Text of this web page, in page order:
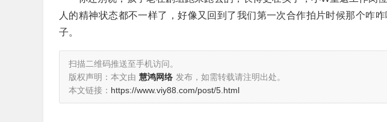
人的精神状态都不一样了，好像又回到了我们第一次合作拍片时候那个咋
子。
扫描二维码推送至手机访问。
版权声明：本文由 慧鸿网络 发布，如需转载请注明出处。
本文链接： https://www.viy88.com/post/5.html